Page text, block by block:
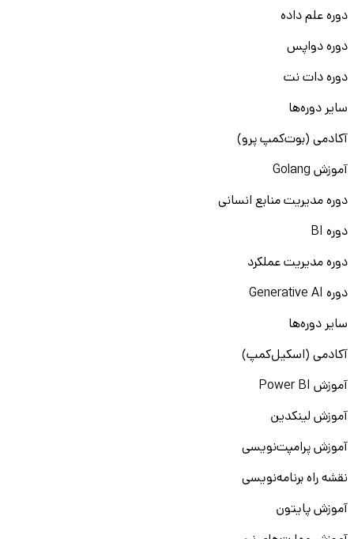
دوره علم داده
دوره دواپس
دوره دات نت
سایر دوره‌ها
آکادمی (بوت‌کمپ پرو)
آموزش Golang
دوره مدیریت منابع انسانی
دوره BI
دوره مدیریت عملکرد
دوره Generative AI
سایر دوره‌ها
آکادمی (اسکیل‌کمپ)
آموزش Power BI
آموزش لینکدین
آموزش پرامپت‌نویسی
نقشه راه برنامه‌نویسی
آموزش پایتون